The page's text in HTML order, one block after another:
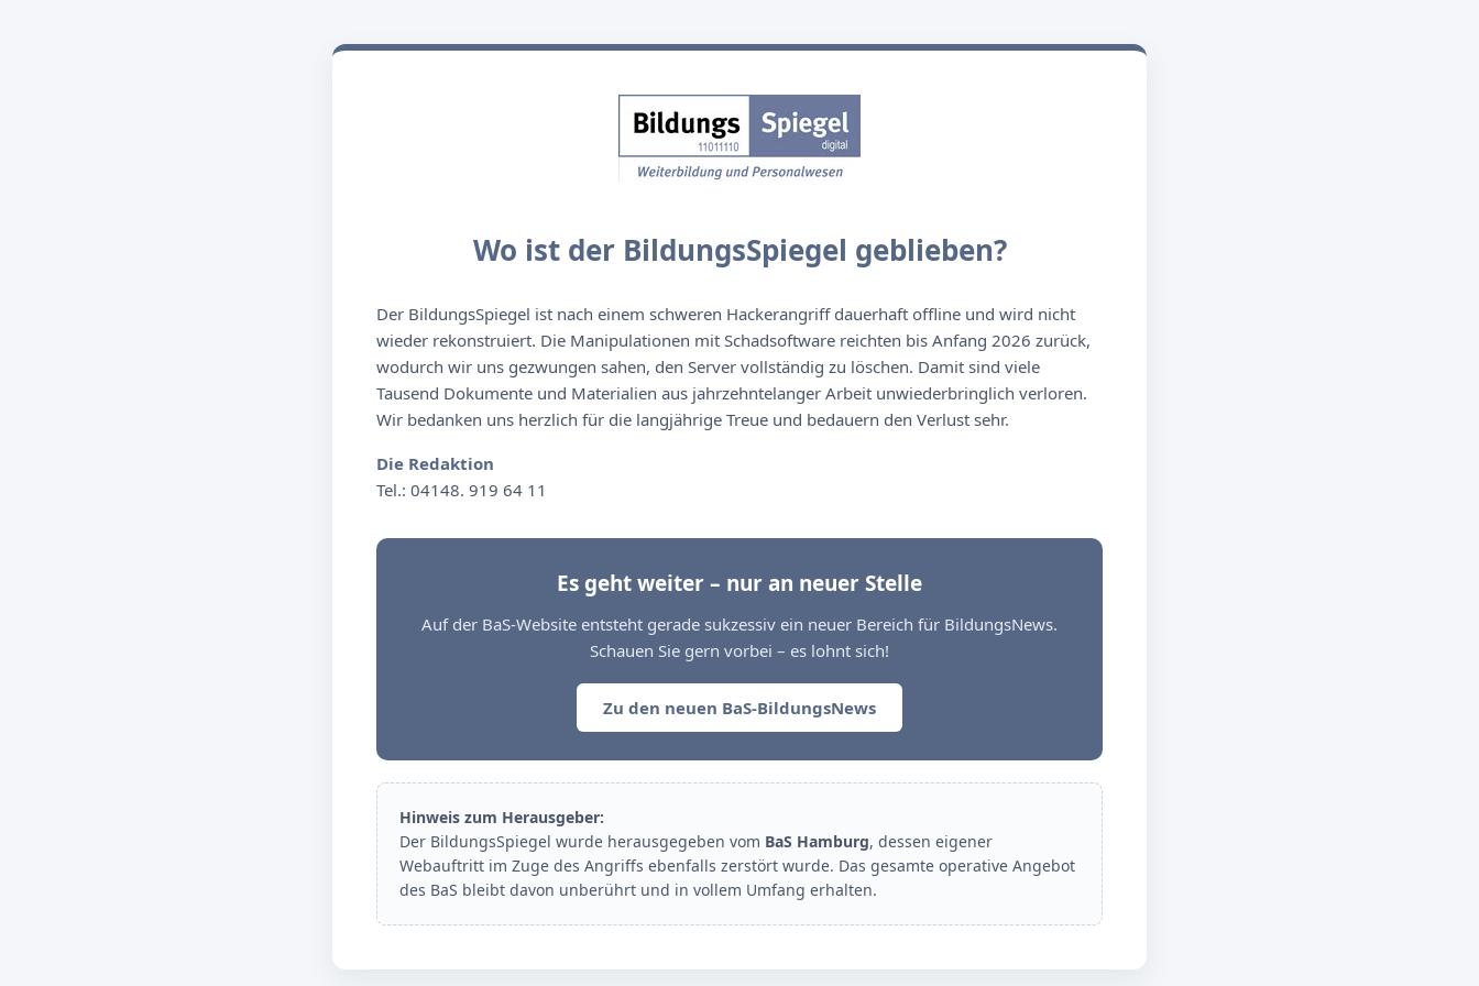
Wo ist der BildungsSpiegel geblieben?
Der BildungsSpiegel ist nach einem schweren Hackerangriff dauerhaft offline und wird nicht
wieder rekonstruiert. Die Manipulationen mit Schadsoftware reichten bis Anfang 2026 zurück,
wodurch wir uns gezwungen sahen, den Server vollständig zu löschen. Damit sind viele
Tausend Dokumente und Materialien aus jahrzehntelanger Arbeit unwiederbringlich verloren.
Wir bedanken uns herzlich für die langjährige Treue und bedauern den Verlust sehr.
Die Redaktion
Tel.: 04148. 919 64 11
Es geht weiter – nur an neuer Stelle
Auf der BaS-Website entsteht gerade sukzessiv ein neuer Bereich für BildungsNews.
Schauen Sie gern vorbei – es lohnt sich!
Zu den neuen BaS-BildungsNews
Hinweis zum Herausgeber:
Der BildungsSpiegel wurde herausgegeben vom BaS Hamburg, dessen eigener
Webauftritt im Zuge des Angriffs ebenfalls zerstört wurde. Das gesamte operative Angebot
des BaS bleibt davon unberührt und in vollem Umfang erhalten.